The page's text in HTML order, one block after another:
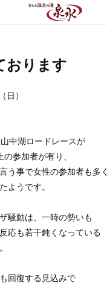
おります
）
中湖ロードレースが
参加者が有り、
う事で女性の参加者も多く
ようです。
騒動は、一時の勢いも
応も若干鈍くなっている
回復する見込みで